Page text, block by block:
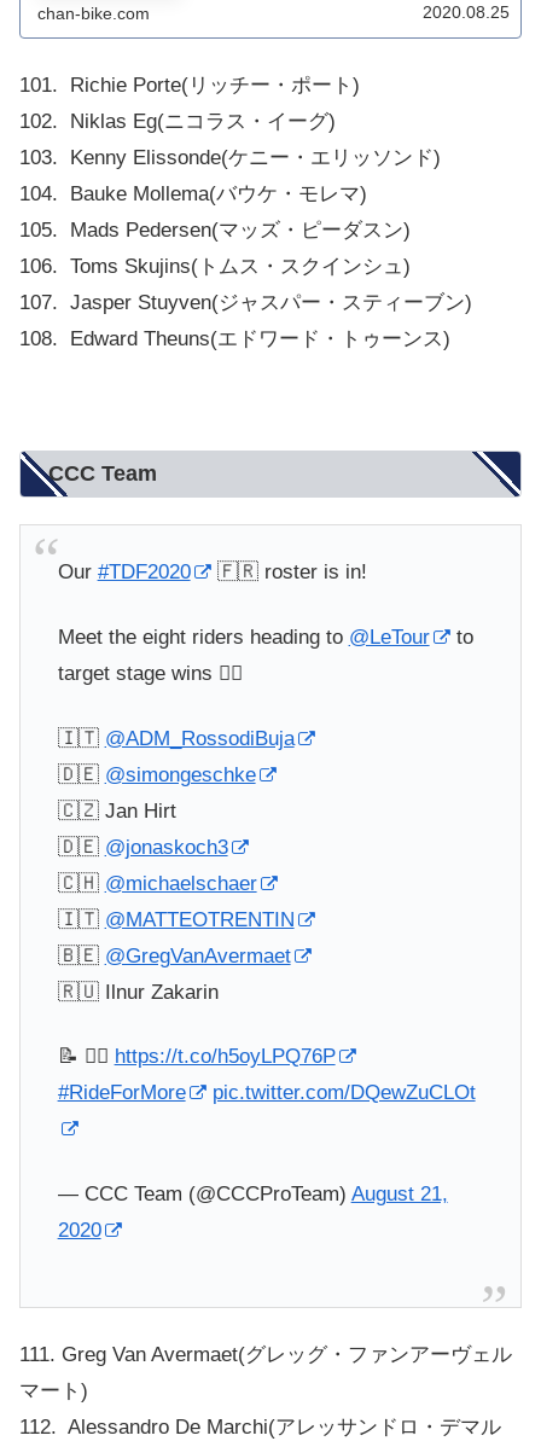
バリとジュリオ・チッコーネはジロに...
chan-bike.com 2020.08.25
101. Richie Porte(リッチー・ポート)
102. Niklas Eg(ニコラス・イーグ)
103. Kenny Elissonde(ケニー・エリッソンド)
104. Bauke Mollema(バウケ・モレマ)
105. Mads Pedersen(マッズ・ピーダスン)
106. Toms Skujins(トムス・スクインシュ)
107. Jasper Stuyven(ジャスパー・スティーブン)
108. Edward Theuns(エドワード・トゥーンス)
CCC Team
Our #TDF2020 🇫🇷 roster is in!
Meet the eight riders heading to @LeTour
to
target stage wins 👇🏼
🇮🇹 @ADM_RossodiBuja
🇩🇪 @simongeschke
🇨🇿 Jan Hirt
🇩🇪 @jonaskoch3
🇨🇭 @michaelschaer
🇮🇹 @MATTEOTRENTIN
🇧🇪 @GregVanAvermaet
🇷🇺 Ilnur Zakarin
📝 👉🏼 https://t.co/h5oyLPQ76P
#RideForMore
pic.twitter.com/DQewZuCLOt
— CCC Team (@CCCProTeam) August 21,
2020
111. Greg Van Avermaet(グレッグ・ファンアーヴェル
マート)
112. Alessandro De Marchi(アレッサンドロ・デマル